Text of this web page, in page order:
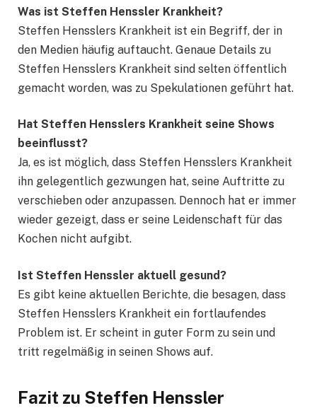
Was ist Steffen Henssler Krankheit?
Steffen Hensslers Krankheit ist ein Begriff, der in
den Medien häufig auftaucht. Genaue Details zu
Steffen Hensslers Krankheit sind selten öffentlich
gemacht worden, was zu Spekulationen geführt hat.
Hat Steffen Hensslers Krankheit seine Shows
beeinflusst?
Ja, es ist möglich, dass Steffen Hensslers Krankheit
ihn gelegentlich gezwungen hat, seine Auftritte zu
verschieben oder anzupassen. Dennoch hat er immer
wieder gezeigt, dass er seine Leidenschaft für das
Kochen nicht aufgibt.
Ist Steffen Henssler aktuell gesund?
Es gibt keine aktuellen Berichte, die besagen, dass
Steffen Hensslers Krankheit ein fortlaufendes
Problem ist. Er scheint in guter Form zu sein und
tritt regelmäßig in seinen Shows auf.
Fazit zu Steffen Henssler